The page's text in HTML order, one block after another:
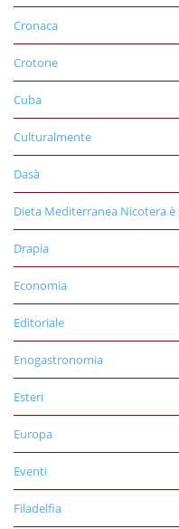
Cronaca
Crotone
Cuba
Culturalmente
Dasà
Dieta Mediterranea Nicotera
Drapia
Economia
Editoriale
Enogastronomia
Esteri
Europa
Eventi
Filadelfia